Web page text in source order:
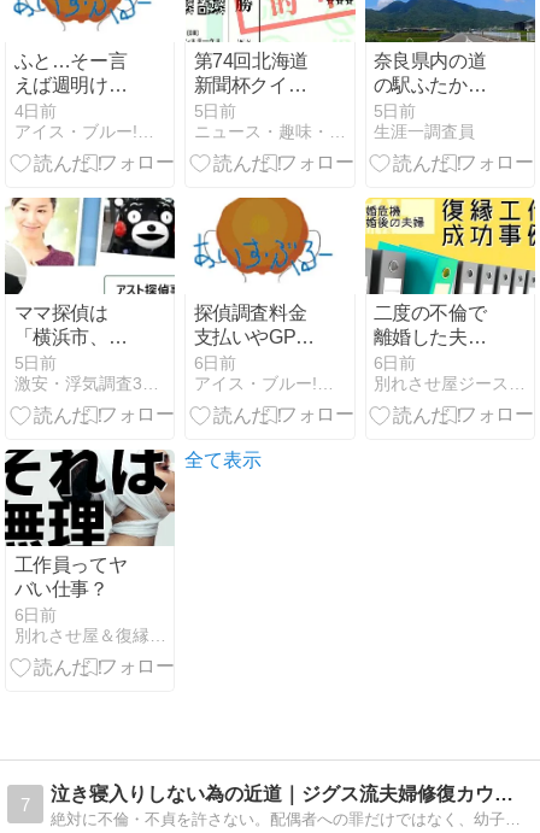
ふと…そー言
えば週明けに
の月曜日朝に
問い合わせ電
話率高いけ
4日前
第74回北海道
新聞杯クイー
ンステークス
GⅢ 単勝馬券
5日前
奈良県内の道
の駅ふたかみ
パーク當麻で
小休憩の探偵
5日前
生涯一調査員
ママ探偵は
「横浜市、い
じめ重大事態
82件も発生」
検証します
ト探偵事務所
5日前
探偵調査料金
支払いやGPS
発信機購入の
際、ことら送
金での振込に
6日前
二度の不倫で
離婚した夫婦
が復縁へ｜亡
き義父との約
束を理解した
6日前
工作員ってヤ
バい仕事？
6日前
全て表示
7
泣き寝入りしない為の近道｜ジグス流夫婦修復カウンセラー